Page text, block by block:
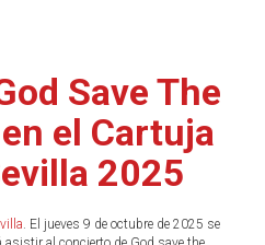
Save The
el Cartuja
2025
. El jueves 9 de octubre de 2025 se